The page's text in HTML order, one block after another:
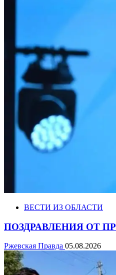
ВЕСТИ ИЗ ОБЛАСТИ
ПОЗДРАВЛЕНИЯ ОТ
Ржевская Правда 05.08.2026